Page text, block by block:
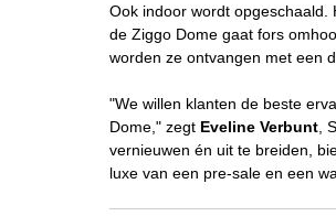
Ook indoor wordt opgeschaald.
de Ziggo Dome gaat fors
worden ze ontvangen met een
"We willen klanten de beste
Dome," zegt Eveline Verbunt ,
vernieuwen én uit te breiden,
luxe van een pre-sale en een